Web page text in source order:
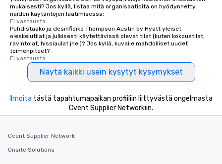
mukaisesti? Jos kyllä, listaa mitä organisaatioita on hyödynnetty
näiden käytäntöjen laatimisessa:
Ei vastausta.
Puhdistaako ja desinfioiko Thompson Austin by Hyatt yleiset
oleskelutilat ja julkisesti käytettävissä olevat tilat (kuten kokoustilat,
ravintolat, hissiaulat jne.)? Jos kyllä, kuvaile mahdolliset uudet
toimenpiteet?
Ei vastausta.
Näytä kaikki usein kysytyt kysymykset
Ilmoita tästä tapahtumapaikan profiiliin liittyvästä ongelmasta
Cvent Supplier Networkiin.
Cvent Supplier Network
Onsite Solutions